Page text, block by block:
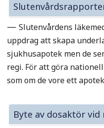
— Slutenvårdens
uppdrag att skapa
sjukhusapotek men de
regi. För att göra
som om de vore ett
Byte av dosaktör